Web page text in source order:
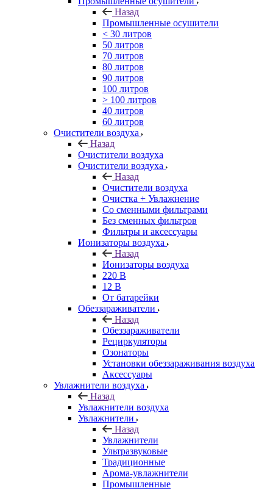
Назад
Промышленные осушители
< 30 литров
50 литров
70 литров
80 литров
90 литров
100 литров
> 100 литров
40 литров
60 литров
Очистители воздуха
Назад
Очистители воздуха
Очистители воздуха
Назад
Очистители воздуха
Очистка + Увлажнение
Cо сменными фильтрами
Без сменных фильтров
Фильтры и аксессуары
Ионизаторы воздуха
Назад
Ионизаторы воздуха
220 В
12 В
От батарейки
Обеззараживатели
Назад
Обеззараживатели
Рециркуляторы
Озонаторы
Установки обеззараживания воздуха
Аксессуары
Увлажнители воздуха
Назад
Увлажнители воздуха
Увлажнители
Назад
Увлажнители
Ультразвуковые
Традиционные
Арома-увлажнители
Промышленные